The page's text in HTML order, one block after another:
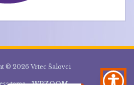
© 2026 Vrtec Šalovci